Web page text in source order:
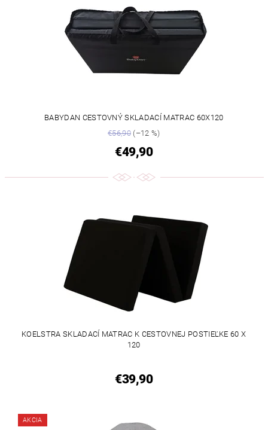
BABYDAN CESTOVNÝ SKLADACÍ MATRAC 60X120
€56,90(–12 %)
€49,90
KOELSTRA SKLADACÍ MATRAC K CESTOVNEJ POSTIEĽKE 60 X
120
€39,90
AKCIA